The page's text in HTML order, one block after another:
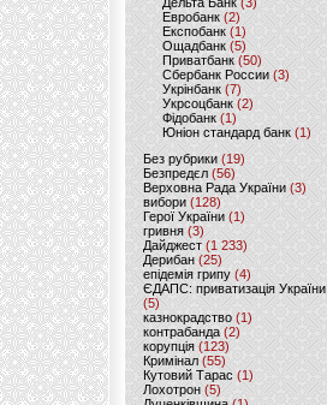
Евробанк(2)
Експобанк (1)
Ощадбанк(5)
Приватбанк (50)
Сбербанк России (3)
Укрінбанк(7)
Укрсоцбанк (2)
Фідобанк (1)
Юніон стандард банк(1)
Без рубрики (19)
Безпредєл(56)
Верховна Рада України (3)
вибори(128)
Герої України(1)
гривня (3)
Дайджест (1 233)
Дерибан (25)
епідемія грипу (4)
ЄДАПС: приватизація України
(5)
казнокрадство (1)
контрабанда (2)
корупція (123)
Кримінал (55)
Кутовий Тарас (1)
Лохотрон(5)